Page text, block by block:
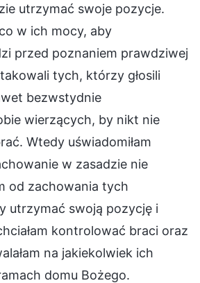
utrzymać swoje pozycje.
w ich mocy, aby
przed poznaniem prawdziwej
tych, którzy głosili
bezwstydnie
wierzących, by nikt nie
Wtedy uświadomiłam
w zasadzie nie
od zachowania tych
utrzymać swoją pozycję i
kontrolować braci oraz
na jakiekolwiek ich
domu Bożego.